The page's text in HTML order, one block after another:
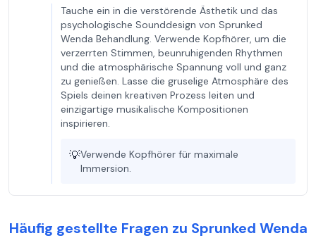
Tauche ein in die verstörende Ästhetik und das
psychologische Sounddesign von Sprunked
Wenda Behandlung. Verwende Kopfhörer, um die
verzerrten Stimmen, beunruhigenden Rhythmen
und die atmosphärische Spannung voll und ganz
zu genießen. Lasse die gruselige Atmosphäre des
Spiels deinen kreativen Prozess leiten und
einzigartige musikalische Kompositionen
inspirieren.
💡Verwende Kopfhörer für maximale
Immersion.
Häufig gestellte Fragen zu Sprunked Wenda